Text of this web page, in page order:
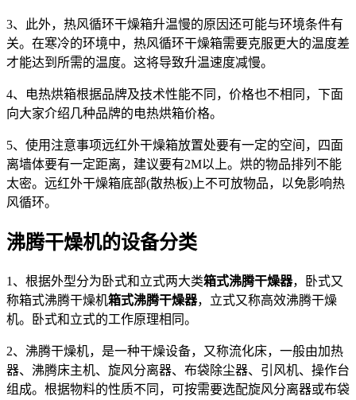
3、此外，热风循环干燥箱升温慢的原因还可能与环境条件有
关。在寒冷的环境中，热风循环干燥箱需要克服更大的温度差
才能达到所需的温度。这将导致升温速度减慢。
4、电热烘箱根据品牌及技术性能不同，价格也不相同，下面
向大家介绍几种品牌的电热烘箱价格。
5、使用注意事项远红外干燥箱放置处要有一定的空间，四面
离墙体要有一定距离，建议要有2M以上。烘的物品排列不能
太密。远红外干燥箱底部(散热板)上不可放物品，以免影响热
风循环。
沸腾干燥机的设备分类
1、根据外型分为卧式和立式两大类箱式沸腾干燥器，卧式又
称箱式沸腾干燥机箱式沸腾干燥器，立式又称高效沸腾干燥
机。卧式和立式的工作原理相同。
2、沸腾干燥机，是一种干燥设备，又称流化床，一般由加热
器、沸腾床主机、旋风分离器、布袋除尘器、引风机、操作台
组成。根据物料的性质不同，可按需要选配旋风分离器或布袋